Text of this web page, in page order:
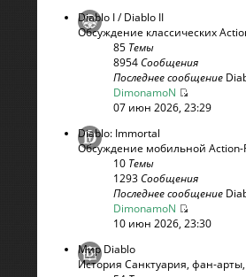
Diablo I / Diablo II
Обсуждение классических
85 Темы
8954Сообщения
Последнее сообщение
DimonamoN
07 июн 2026, 23:29
Diablo: Immortal
Обсуждение мобильной Action-
10 Темы
1293Сообщения
Последнее сообщение
DimonamoN
10 июн 2026, 23:30
Мир Diablo
История Санктуария, фан-